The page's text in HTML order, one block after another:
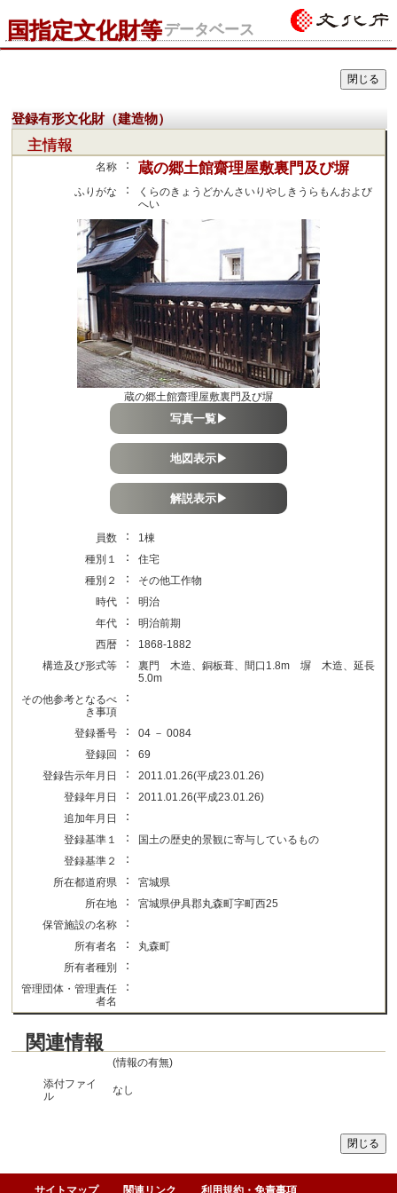
国指定文化財等データベース
登録有形文化財（建造物）
主情報
名称 ： 蔵の郷土館齋理屋敷裏門及び塀
ふりがな ：
くらのきょうどかんさいりやしきうらもんおよび
へい
蔵の郷土館齋理屋敷裏門及び塀
写真一覧▶
地図表示▶
解説表示▶
員数 ：
1棟
種別１
：
住宅
種別２
：
その他工作物
時代
：
明治
年代
：
明治前期
西暦
：
1868-1882
構造及び形式等
：
裏門 木造、銅板葺、間口1.8m 塀 木造、延長
5.0m
その他参考となるべ
き事項
：
登録番号 ：
04 － 0084
登録回
：
69
登録告示年月日
：
2011.01.26(平成23.01.26)
登録年月日
：
2011.01.26(平成23.01.26)
追加年月日
：
登録基準１ ：
国土の歴史的景観に寄与しているもの
登録基準２
：
所在都道府県 ：
宮城県
所在地
：
宮城県伊具郡丸森町字町西25
保管施設の名称
：
所有者名 ：
丸森町
所有者種別
：
管理団体・管理責任
者名
：
関連情報
(情報の有無)
添付ファイ
ル
なし
サイトマップ 関連リンク 利用規約・免責事項